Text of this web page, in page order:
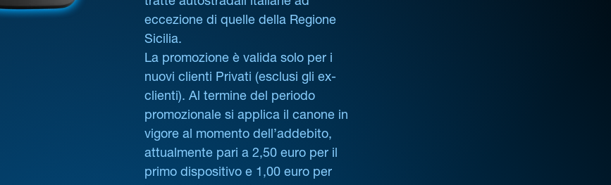
eccezione di quelle della Regione
Sicilia.
La promozione è valida solo per i
nuovi clienti Privati (esclusi gli ex-
clienti). Al termine del periodo
promozionale si applica il canone in
vigore al momento dell’addebito,
attualmente pari a 2,50 euro per il
primo dispositivo e 1,00 euro per